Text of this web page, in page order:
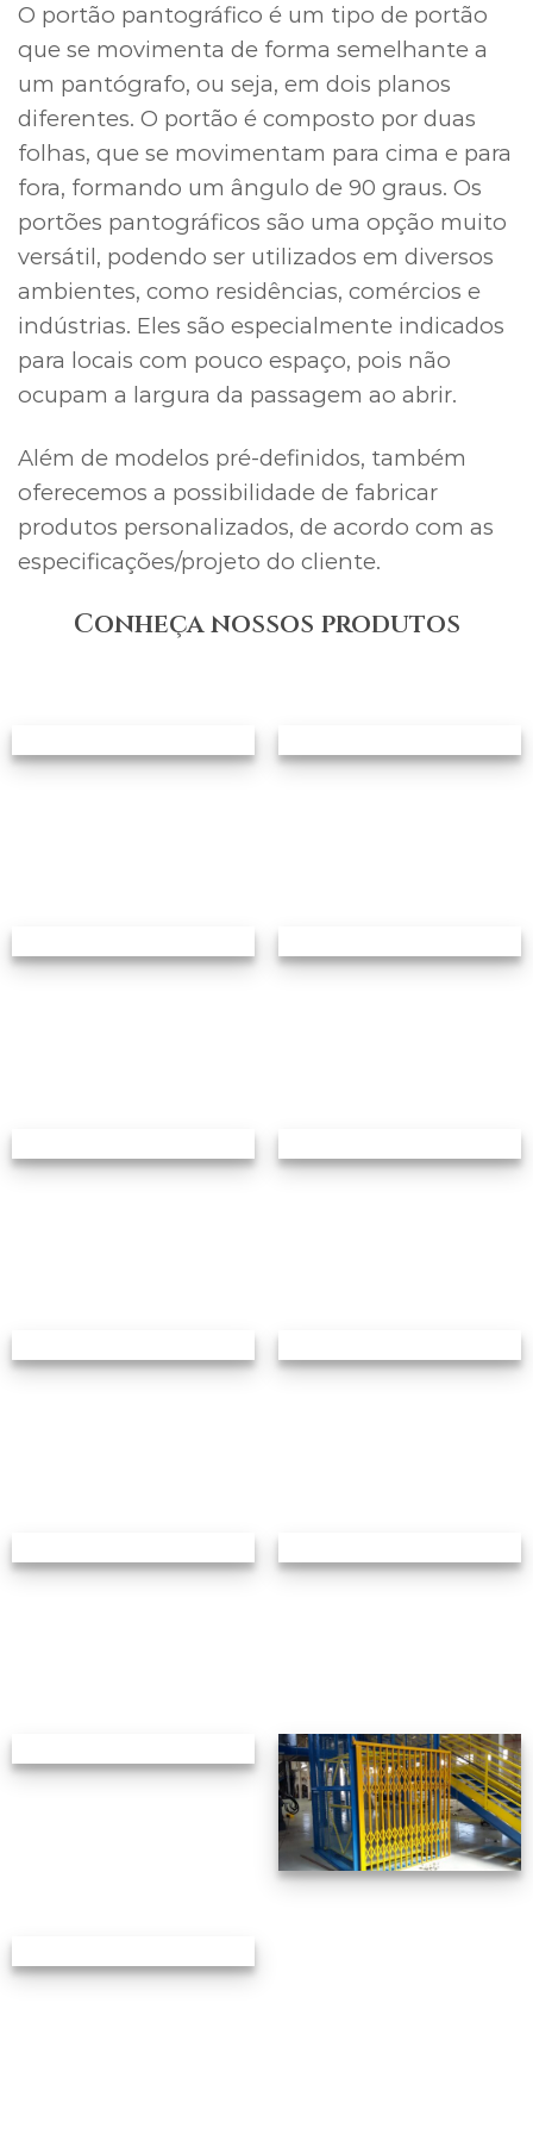
O portão pantográfico é um tipo de portão
que se movimenta de forma semelhante a
um pantógrafo, ou seja, em dois planos
diferentes. O portão é composto por duas
folhas, que se movimentam para cima e para
fora, formando um ângulo de 90 graus. Os
portões pantográficos são uma opção muito
versátil, podendo ser utilizados em diversos
ambientes, como residências, comércios e
indústrias. Eles são especialmente indicados
para locais com pouco espaço, pois não
ocupam a largura da passagem ao abrir.
Além de modelos pré-definidos, também
oferecemos a possibilidade de fabricar
produtos personalizados, de acordo com as
especificações/projeto do cliente.
Conheça nossos produtos